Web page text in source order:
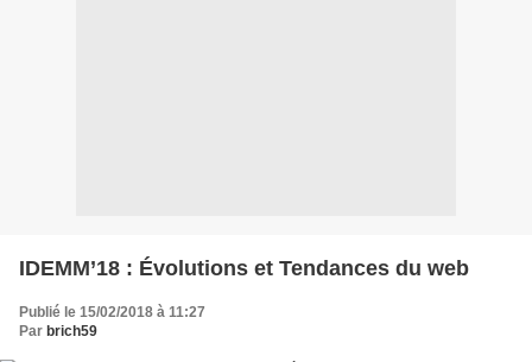
IDEMM’18 : Évolutions et Tendances du web
Publié le 15/02/2018 à 11:27
Par brich59